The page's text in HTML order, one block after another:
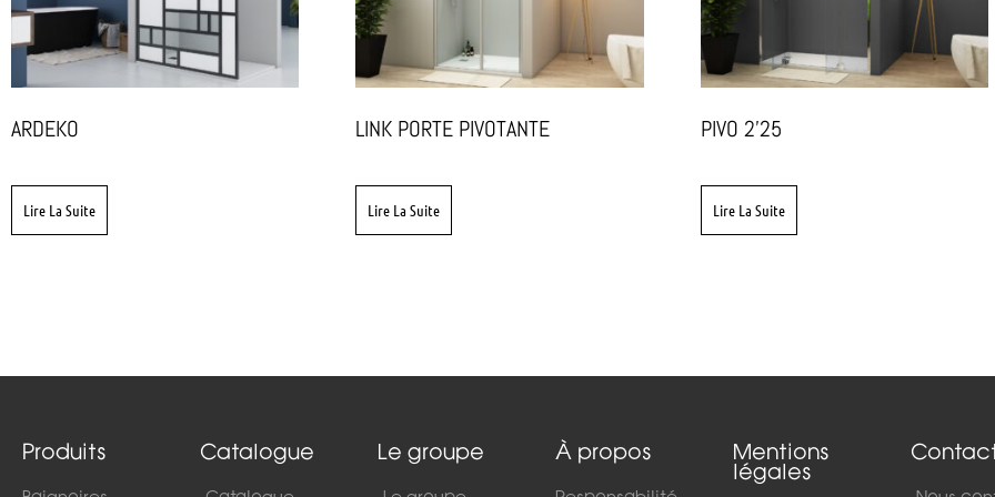
ARDEKO
Lire La Suite
LINK PORTE PIVOTANTE
Lire La Suite
PIVO 2’25
Lire La Suite
Produits Catalogue Le groupe À propos Mentions
légales